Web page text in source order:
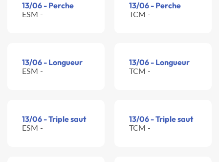
13/06 - Perche
ESM -
13/06 - Perche
TCM -
13/06 - Longueur
ESM -
13/06 - Longueur
TCM -
13/06 - Triple saut
ESM -
13/06 - Triple saut
TCM -